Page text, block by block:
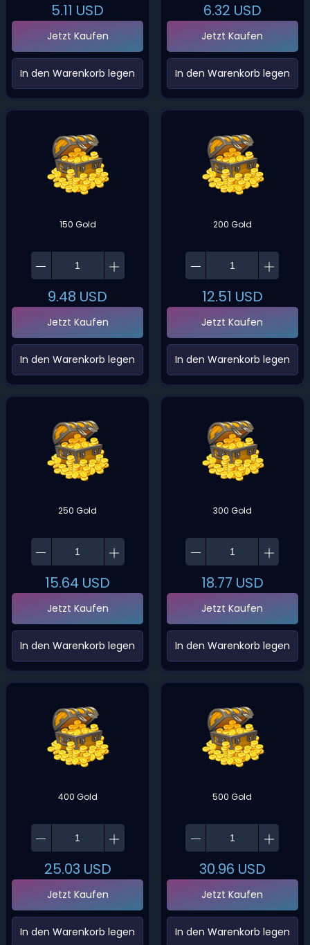
5.11 USD
Jetzt Kaufen
‌In den Warenkorb legen‌
6.32 USD
Jetzt Kaufen
‌In den Warenkorb legen‌
150 Gold
9.48 USD
Jetzt Kaufen
‌In den Warenkorb legen‌
200 Gold
12.51 USD
Jetzt Kaufen
‌In den Warenkorb legen‌
250 Gold
15.64 USD
Jetzt Kaufen
‌In den Warenkorb legen‌
300 Gold
18.77 USD
Jetzt Kaufen
‌In den Warenkorb legen‌
400 Gold
25.03 USD
Jetzt Kaufen
‌In den Warenkorb legen‌
500 Gold
30.96 USD
Jetzt Kaufen
‌In den Warenkorb legen‌